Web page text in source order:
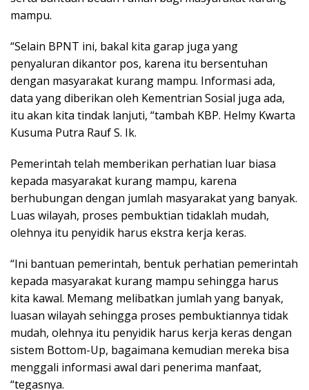
mampu.
“Selain BPNT ini, bakal kita garap juga yang
penyaluran dikantor pos, karena itu bersentuhan
dengan masyarakat kurang mampu. Informasi ada,
data yang diberikan oleh Kementrian Sosial juga ada,
itu akan kita tindak lanjuti, “tambah KBP. Helmy Kwarta
Kusuma Putra Rauf S. Ik.
Pemerintah telah memberikan perhatian luar biasa
kepada masyarakat kurang mampu, karena
berhubungan dengan jumlah masyarakat yang banyak.
Luas wilayah, proses pembuktian tidaklah mudah,
olehnya itu penyidik harus ekstra kerja keras.
“Ini bantuan pemerintah, bentuk perhatian pemerintah
kepada masyarakat kurang mampu sehingga harus
kita kawal. Memang melibatkan jumlah yang banyak,
luasan wilayah sehingga proses pembuktiannya tidak
mudah, olehnya itu penyidik harus kerja keras dengan
sistem Bottom-Up, bagaimana kemudian mereka bisa
menggali informasi awal dari penerima manfaat,
“tegasnya.